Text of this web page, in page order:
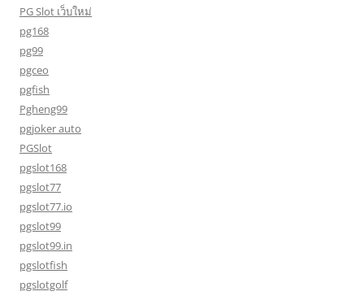
PG Slot เว็บใหม่
pg168
pg99
pgceo
pgfish
Pgheng99
pgjoker auto
PGSlot
pgslot168
pgslot77
pgslot77.io
pgslot99
pgslot99.in
pgslotfish
pgslotgolf